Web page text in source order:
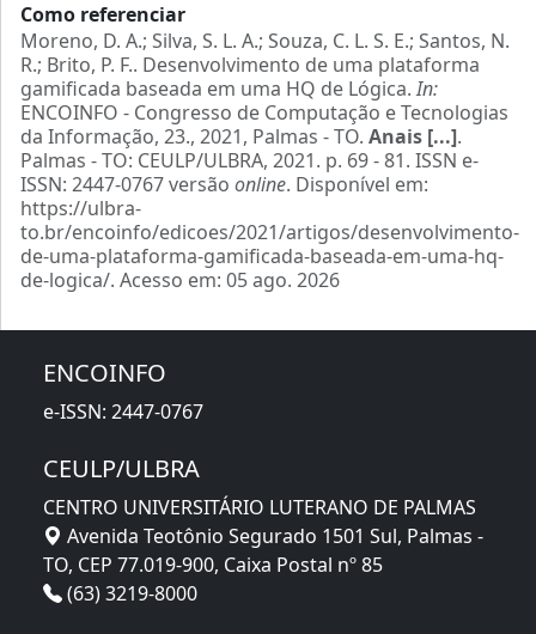
Como referenciar
Moreno, D. A.; Silva, S. L. A.; Souza, C. L. S. E.; Santos, N.
R.; Brito, P. F.. Desenvolvimento de uma plataforma
gamificada baseada em uma HQ de Lógica.In:
ENCOINFO - Congresso de Computação e Tecnologias
da Informação, 23., 2021, Palmas - TO. Anais [...].
Palmas - TO: CEULP/ULBRA, 2021. p. 69 - 81. ISSN e-
ISSN: 2447-0767 versão online. Disponível em:
https://ulbra-
to.br/encoinfo/edicoes/2021/artigos/desenvolvimento-
de-uma-plataforma-gamificada-baseada-em-uma-hq-
de-logica/. Acesso em: 05 ago. 2026
ENCOINFO
e-ISSN: 2447-0767
CEULP/ULBRA
CENTRO UNIVERSITÁRIO LUTERANO DE PALMAS
Avenida Teotônio Segurado 1501 Sul, Palmas -
TO, CEP 77.019-900, Caixa Postal nº 85
(63) 3219-8000